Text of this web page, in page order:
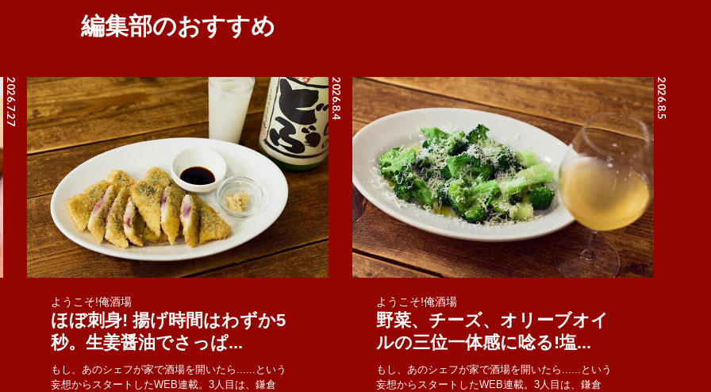
編集部のおすすめ
2026.7.27 2026.8.4
ようこそ!俺酒場
ほぼ刺身! 揚げ時間はわずか5
秒。生姜醤油でさっぱ...
もし、あのシェフが家で酒場を開いたら......という
妄想からスタートしたWEB連載。3人目は、鎌倉
2026.8.5
ようこそ!俺酒場
野菜、チーズ、オリーブオイ
ルの三位一体感に唸る!塩...
もし、あのシェフが家で酒場を開いたら......という
妄想からスタートしたWEB連載。3人目は、鎌倉